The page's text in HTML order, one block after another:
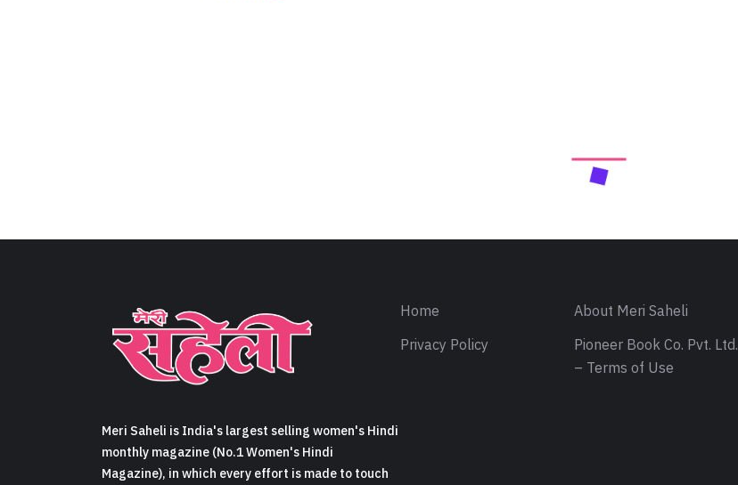
Meri Saheli is India's largest selling women's Hindi
monthly magazine (No.1 Women's Hindi
Magazine), in which every effort is made to touch
Home About Meri Saheli
Privacy Policy
Pioneer Book Co. Pvt. Ltd.
– Terms of Use